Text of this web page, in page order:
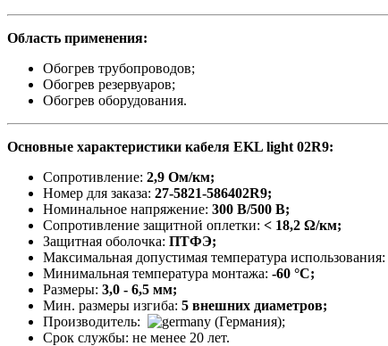
Область применения:
Обогрев трубопроводов;
Обогрев резервуаров;
Обогрев оборудования.
Основные характеристики кабеля EKL light 02R9:
Сопротивление: 2,9 Ом/км;
Номер для заказа: 27-5821-586402R9;
Номинальное напряжение: 300 В/500 В;
Сопротивление защитной оплетки: < 18,2 Ω/км;
Защитная оболочка: ПТФЭ;
Максимальная допустимая температура использования:
Минимальная температура монтажа: -60 °С;
Размеры: 3,0 - 6,5 мм;
Мин. размеры изгиба: 5 внешних диаметров;
Производитель:
(Германия);
Срок службы: не менее 20 лет.